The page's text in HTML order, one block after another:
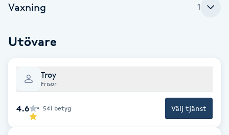
Blowout
Bottenfärg
Vaxning 1
Utövare
Troy
Frisör
4.6 541 betyg Välj tjänst